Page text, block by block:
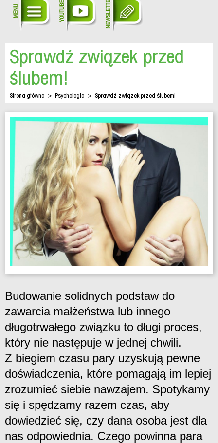
Sprawdź związek przed
ślubem!
Strona główna > Psychologia > Sprawdź związek przed ślubem!
Budowanie solidnych podstaw do
zawarcia małżeństwa lub innego
długotrwałego związku to długi proces,
który nie następuje w jednej chwili.
Z biegiem czasu pary uzyskują pewne
doświadczenia, które pomagają im lepiej
zrozumieć siebie nawzajem. Spotykamy
się i spędzamy razem czas, aby
dowiedzieć się, czy dana osoba jest dla
nas odpowiednia. Czego powinna para